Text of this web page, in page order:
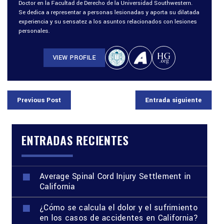
Doctor en la Facultad de Derecho de la Universidad Southwestern.
Se dedica a representar a personas lesionadas y aporta su dilatada
experiencia y su sensatez a los asuntos relacionados con lesiones
personales.
VIEW PROFILE
Previous Post Entrada siguiente
ENTRADAS RECIENTES
Average Spinal Cord Injury Settlement in
California
¿Cómo se calcula el dolor y el sufrimiento
en los casos de accidentes en California?